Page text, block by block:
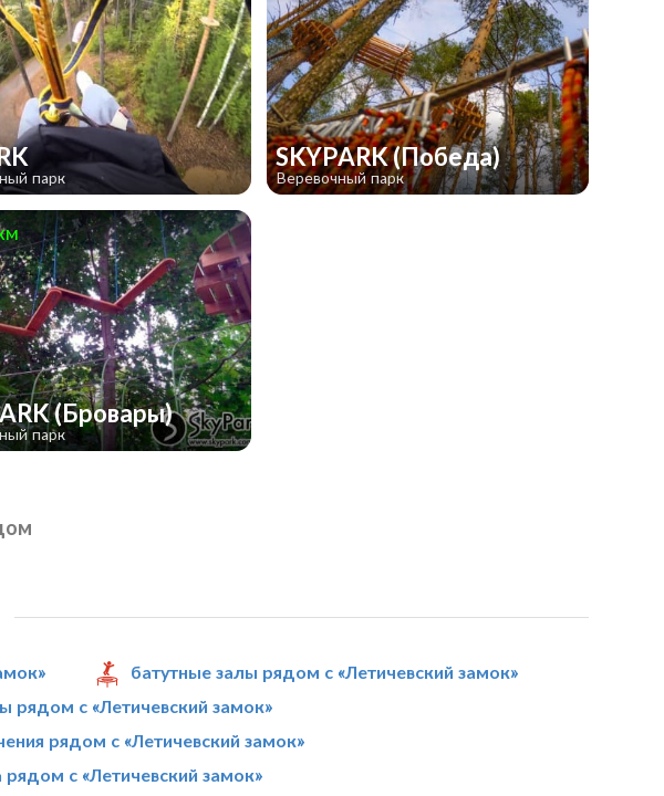
парк
SKYPARK (Победа)
Веревочный парк
(Бровары)
парк
батутные залы рядом с «Летичевский замок»
рядом с «Летичевский замок»
рядом с «Летичевский замок»
рядом с «Летичевский замок»